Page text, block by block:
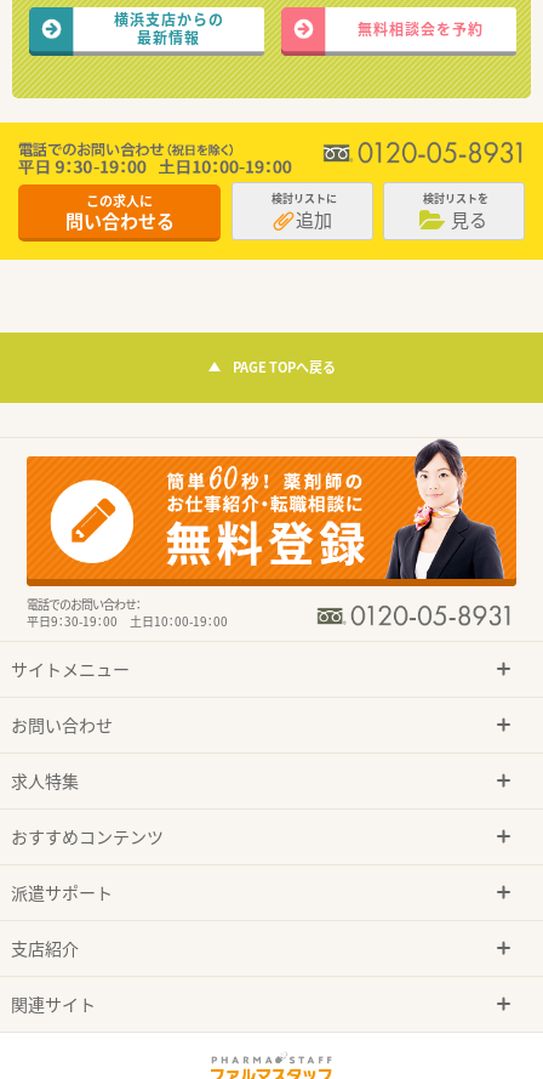
横浜支店からの
最新情報
無料相談会を予約
この求人に
問い合わせる
検討リストに
追加
検討リストを
見る
PAGE TOPへ戻る
電話でのお問い合わせ：
平日9：30-19：00 土日10：00-19：00
サイトメニュー
お問い合わせ
求人特集
おすすめコンテンツ
派遣サポート
支店紹介
関連サイト